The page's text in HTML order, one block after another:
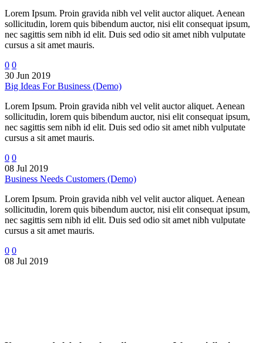
Lorem Ipsum. Proin gravida nibh vel velit auctor aliquet. Aenean
sollicitudin, lorem quis bibendum auctor, nisi elit consequat ipsum,
nec sagittis sem nibh id elit. Duis sed odio sit amet nibh vulputate
cursus a sit amet mauris.
0 0
30 Jun 2019
Big Ideas For Business (Demo)
Lorem Ipsum. Proin gravida nibh vel velit auctor aliquet. Aenean
sollicitudin, lorem quis bibendum auctor, nisi elit consequat ipsum,
nec sagittis sem nibh id elit. Duis sed odio sit amet nibh vulputate
cursus a sit amet mauris.
0 0
08 Jul 2019
Business Needs Customers (Demo)
Lorem Ipsum. Proin gravida nibh vel velit auctor aliquet. Aenean
sollicitudin, lorem quis bibendum auctor, nisi elit consequat ipsum,
nec sagittis sem nibh id elit. Duis sed odio sit amet nibh vulputate
cursus a sit amet mauris.
0 0
08 Jul 2019